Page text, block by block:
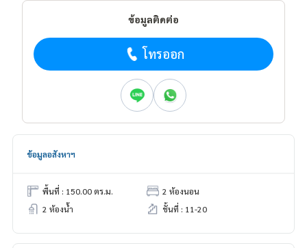
ข้อมูลติดต่อ
โทรออก
ข้อมูลอสังหาฯ
พื้นที่ : 150.00 ตร.ม.
2 ห้องนอน
2 ห้องน้ำ
ชั้นที่ : 11-20